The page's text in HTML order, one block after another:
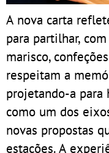
A nova carta
para partilhar,
marisco,
respeitam a
projetando-a para
como um dos
novas propostas
estações. A